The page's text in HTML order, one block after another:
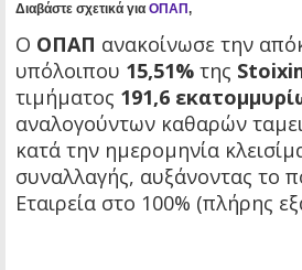
Διαβάστε σχετικά για ΟΠΑΠ,
Ο ΟΠΑΠ ανακοίνωσε την
υπόλοιπου 15,51% της
τιμήματος 191,6
αναλογούντων καθαρών
κατά την ημερομηνία
συναλλαγής, αυξάνοντας το
Εταιρεία στο 100% (πλήρης